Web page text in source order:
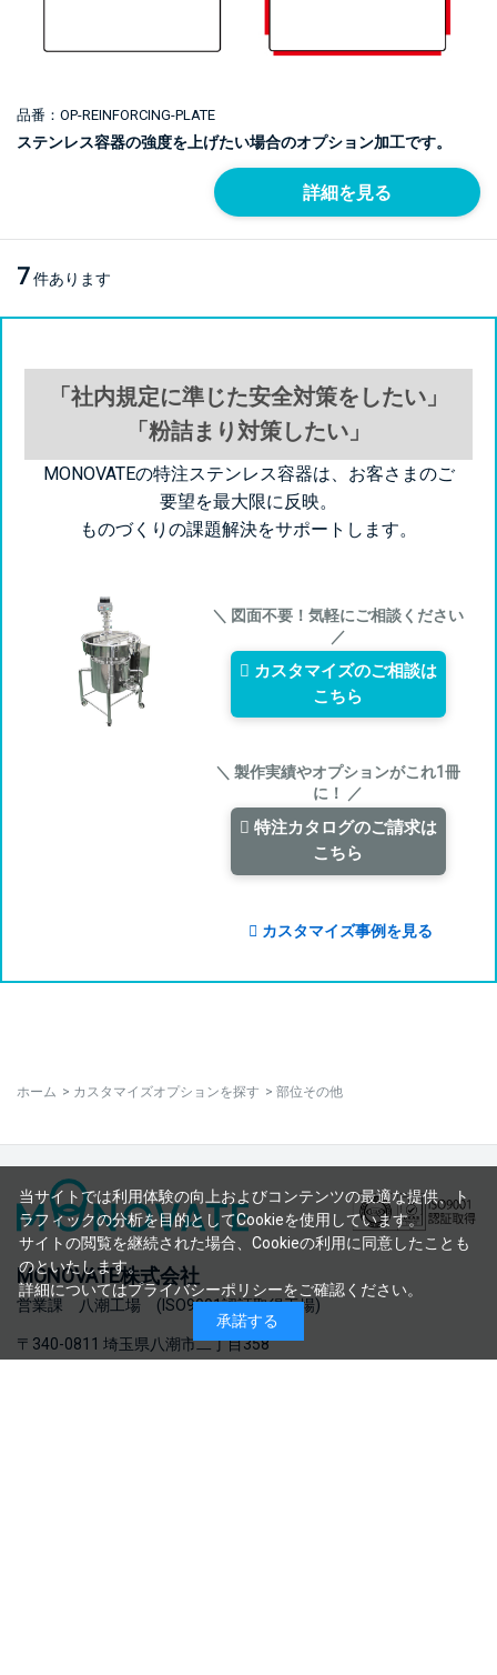
品番：OP-REINFORCING-PLATE
ステンレス容器の強度を上げたい場合のオプション加工です。
詳細を見る
7 件あります
「社内規定に準じた安全対策をしたい」
「粉詰まり対策したい」
MONOVATEの特注ステンレス容器は、お客さまのご
要望を最大限に反映。
ものづくりの課題解決をサポートします。
＼ 図面不要！気軽にご相談ください
／
カスタマイズのご相談は
こちら
＼ 製作実績やオプションがこれ1冊
に！ ／
特注カタログのご請求は
こちら
カスタマイズ事例を見る
ホーム > カスタマイズオプションを探す > 部位その他
MONOVATE株式会社
営業課 八潮工場 (ISO9001認証取得工場)
〒340-0811 埼玉県八潮市二丁目358
当サイトでは利用体験の向上およびコンテンツの最適な提供、ト
ラフィックの分析を目的としてCookieを使用しています。
サイトの閲覧を継続された場合、Cookieの利用に同意したことも
のといたします。
詳細についてはプライバシーポリシーをご確認ください。
承諾する